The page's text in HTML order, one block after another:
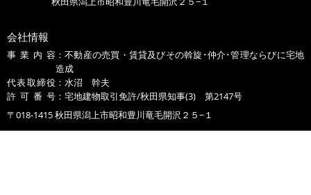
会社情報
事業内容 ：不動産の売買・賃貸及びその斡旋･仲介･管理ならびに宅地
造成
代表取締役 ：水沼 幹夫
許可番号 ：宅地建物取引免許/秋田県知事(3) 第2147号
〒018-1415 秋田県潟上市昭和豊川竜毛開沢２５−１